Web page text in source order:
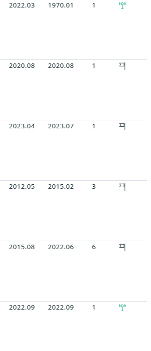
2022.03 1970.01 1
2020.08 2020.08 1
2023.04 2023.07 1
2012.05 2015.02 3
2015.08 2022.06 6
2022.09 2022.09 1